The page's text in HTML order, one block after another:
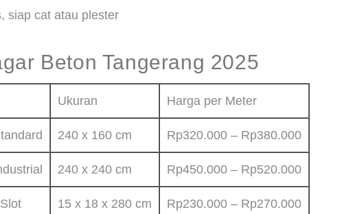
siap cat atau plester
Beton Tangerang 2025
Ukuran Harga per Meter
240 x 160 cm Rp320.000 – Rp380.000
240 x 240 cm Rp450.000 – Rp520.000
15 x 18 x 280 cm Rp230.000 – Rp270.000